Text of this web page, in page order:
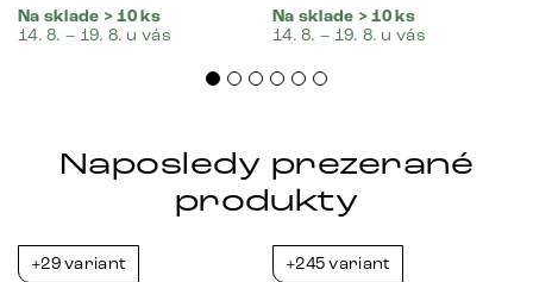
Na sklade > 10 ks
14. 8. – 19. 8. u vás
Na sklade > 10 ks
14. 8. – 19. 8. u vás
Naposledy prezerané
produkty
+29 variant +245 variant